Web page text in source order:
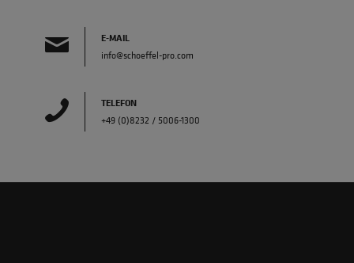
E-MAIL
info@schoeffel-pro.com
TELEFON
+49 (0)8232 / 5006-1300